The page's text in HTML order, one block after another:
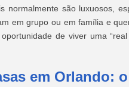
normalmente são luxuosos,
em grupo ou em família e
de viver uma
em Orlando: